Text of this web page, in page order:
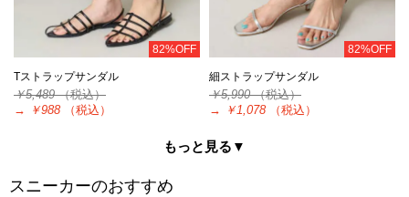
82%OFF
Tストラップサンダル
￥5,489（税込）
→
￥988 （税込）
82%OFF
細ストラップサンダル
￥5,990（税込）
→
￥1,078 （税込）
もっと見る▼
スニーカーのおすすめ